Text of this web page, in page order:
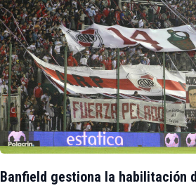
Banfield gestiona la habilitación